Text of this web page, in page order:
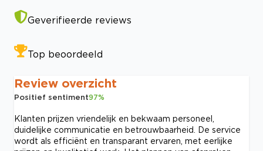
Geverifieerde reviews
Top beoordeeld
Review overzicht
Positief sentiment97%
Klanten prijzen vriendelijk en bekwaam personeel,
duidelijke communicatie en betrouwbaarheid. De service
wordt als efficiënt en transparant ervaren, met eerlijke